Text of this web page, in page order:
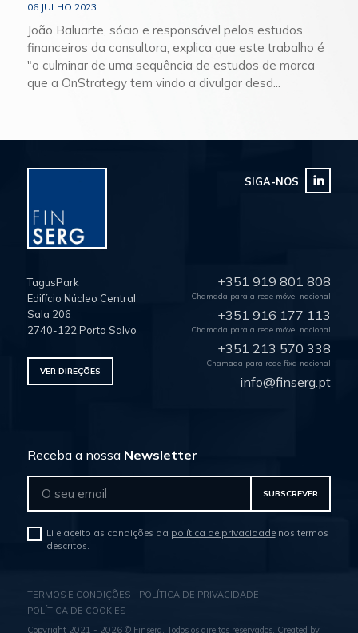
06 JULHO 2023
João Baluarte, sócio e responsável pelos estudos
financeiros da consultora, explica que este trabalho é
"o culminar de uma sequência de estudos de marca
que a OnStrategy tem vindo a divulgar desd...
SIGA-NOS
TagusPark
Edifício Núcleo Central
Sala 206
2740-122 Porto Salvo
VER DIREÇÕES
+351 919 801 808
Chamada para a rede móvel nacional
+351 916 177 113
Chamada para a rede móvel nacional
+351 213 570 338
Chamada para rede fixa nacional
info@finserg.pt
Receba a nossa Newsletter
SUBSCREVER
Li e aceito as condições da política de privacidadenos termos
descritos.
TERMOS E CONDIÇÕES
POLÍTICA DE PRIVACIDADE
POLÍTICA DE COOKIES
Copyright 2021 - 2026 © Finserg. Todos os direitos reservados. Created by